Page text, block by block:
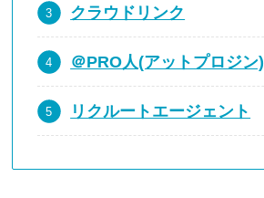
クラウドリンク
＠PRO人(アットプロジン)
リクルートエージェント